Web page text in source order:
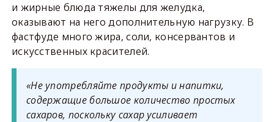
и жирные блюда тяжелы для желудка,
оказывают на него дополнительную нагрузку. В
фастфуде много жира, соли, консервантов и
искусственных красителей.
«Не употребляйте продукты и напитки,
содержащие большое количество простых
сахаров, поскольку сахар усиливает